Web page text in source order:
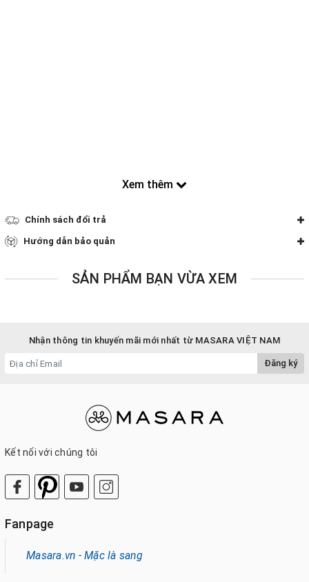
Xem thêm
Chính sách đổi trả
Hướng dẫn bảo quản
SẢN PHẨM BẠN VỪA XEM
Nhận thông tin khuyến mãi mới nhất từ MASARA VIỆT NAM
Đăng ký
Kết nối với chúng tôi
Fanpage
Masara.vn - Mặc là sang